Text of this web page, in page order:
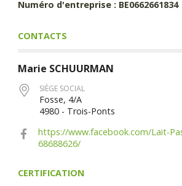
Numéro d'entreprise : BE0662661834
CONTACTS
Marie SCHUURMAN
SIÈGE SOCIAL
Fosse, 4/A
4980 - Trois-Ponts
https://www.facebook.com/Lait-
68688626/
CERTIFICATION